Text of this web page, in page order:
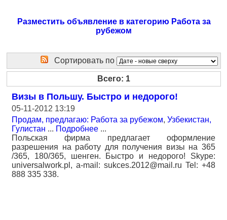
Разместить объявление в категорию Работа за
рубежом
Сортировать по
Всего: 1
Визы в Польшу. Быстро и недорого!
05-11-2012 13:19
Продам, предлагаю: Работа за рубежом, Узбекистан,
Гулистан ... Подробнее ...
Польская фирма предлагает оформление
разрешения на работу для получения визы на 365
/365, 180/365, шенген. Быстро и недорого! Skype:
universalwork.pl, a-mail: sukces.2012@mail.ru Tel: +48
888 335 338.